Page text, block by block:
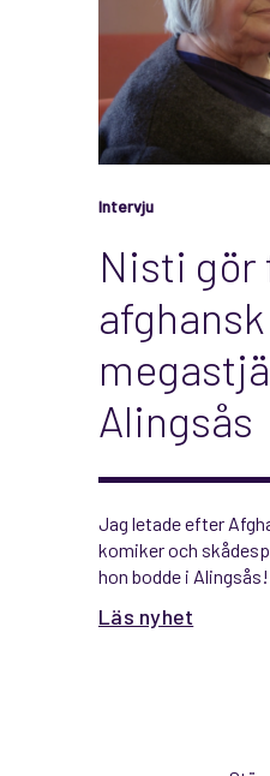
Intervju
Nisti gör
afghansk
Alingsås
Jag letade efter
komiker och
hon bodde i Alingsås!
Läs nyhet